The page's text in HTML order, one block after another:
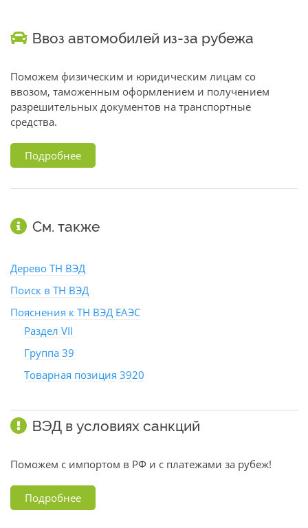
Ввоз автомобилей из-за рубежа
Поможем физическим и юридическим лицам со
ввозом, таможенным оформлением и получением
разрешительных документов на транспортные
средства.
Подробнее
См. также
Дерево ТН ВЭД
Поиск в ТН ВЭД
Пояснения к ТН ВЭД ЕАЭС
Раздел VII
Группа 39
Товарная позиция 3920
ВЭД в условиях санкций
Поможем с импортом в РФ и с платежами за рубеж!
Подробнее